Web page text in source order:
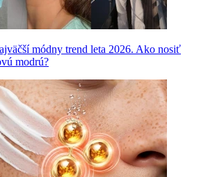
módny trend leta 2026. Ako nosiť
modrú?